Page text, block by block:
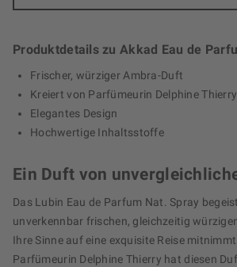
Produktdetails zu Akkad Eau de
Frischer, würziger Ambra-Duft
Kreiert von Parfümeurin Delphine Thierry
Elegantes Design
Hochwertige Inhaltsstoffe
Ein Duft von
Das Lubin Eau de Parfum Nat. Spray
unverkennbar frischen, gleichzeitig
Ihre Sinne auf eine exquisite Reise
Parfümeurin Delphine Thierry hat diesen